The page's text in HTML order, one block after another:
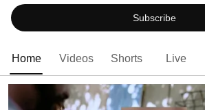
erschließen.
Subscribe
Home Videos Shorts Live